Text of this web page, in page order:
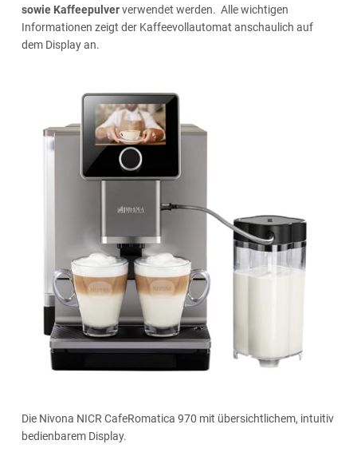
sowie Kaffeepulververwendet werden. Alle wichtigen
Informationen zeigt der Kaffeevollautomat anschaulich auf
dem Display an.
Die Nivona NICR CafeRomatica 970 mit übersichtlichem, intuitiv
bedienbarem Display.